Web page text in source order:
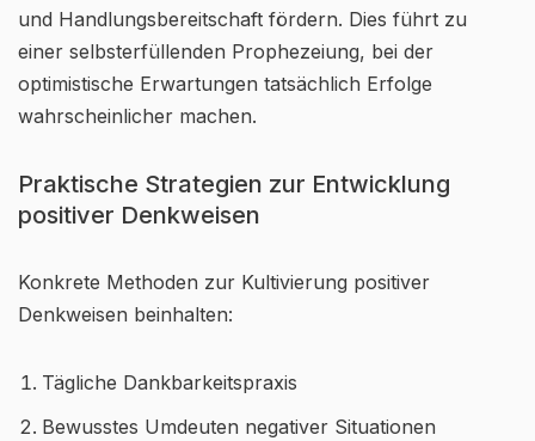
und Handlungsbereitschaft fördern. Dies führt zu
einer selbsterfüllenden Prophezeiung, bei der
optimistische Erwartungen tatsächlich Erfolge
wahrscheinlicher machen.
Praktische Strategien zur Entwicklung
positiver Denkweisen
Konkrete Methoden zur Kultivierung positiver
Denkweisen beinhalten:
Tägliche Dankbarkeitspraxis
Bewusstes Umdeuten negativer Situationen